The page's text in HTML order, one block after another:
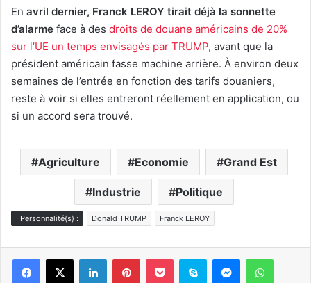
En avril dernier, Franck LEROY tirait déjà la sonnette
d’alarme face à des droits de douane américains de 20%
sur l’UE un temps envisagés par TRUMP, avant que la
président américain fasse machine arrière. À environ deux
semaines de l’entrée en fonction des tarifs douaniers,
reste à voir si elles entreront réellement en application, ou
si un accord sera trouvé.
Agriculture Economie Grand Est
Industrie Politique
Personnalité(s) : Donald TRUMP Franck LEROY
LinkedinPinterestPocket Skype Messenger